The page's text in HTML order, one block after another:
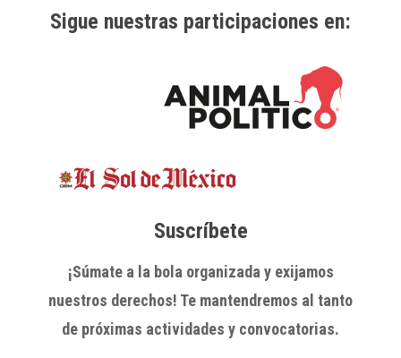
Sigue nuestras participaciones en:
Suscríbete
¡Súmate a la bola organizada y exijamos
nuestros derechos! Te mantendremos al tanto
de próximas actividades y convocatorias.